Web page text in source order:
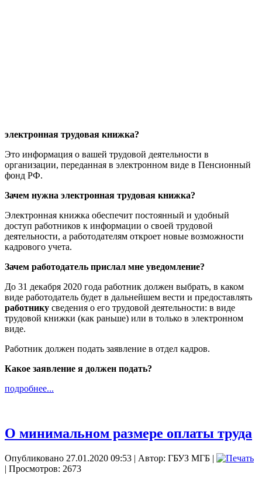
электронная трудовая книжка?
Это информация о вашей трудовой деятельности в
организации, переданная в электронном виде в Пенсионный
фонд РФ.
Зачем нужна электронная трудовая книжка?
Электронная книжка обеспечит постоянный и удобный
доступ работников к информации о своей трудовой
деятельности, а работодателям откроет новые возможности
кадрового учета.
Зачем работодатель прислал мне уведомление?
До 31 декабря 2020 года работник должен выбрать, в каком
виде работодатель будет в дальнейшем вести и предоставлять
работнику сведения о его трудовой деятельности: в виде
трудовой книжки (как раньше) или в только в электронном
виде.
Работник должен подать заявление в отдел кадров.
Какое заявление я должен подать?
подробнее...
О минимальном размере оплаты труда
Опубликовано 27.01.2020 09:53 | Автор: ГБУЗ МГБ |
| Просмотров: 2673